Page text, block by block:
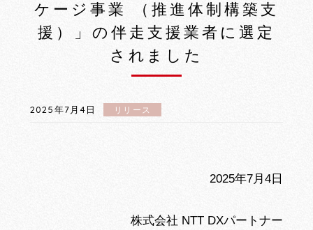
情報セキュリティ方針
ケージ事業 （推進体制構築支
援）」の伴走支援業者に選定
されました
2025年7月4日 リリース
2025年7月4日
株式会社 NTT DXパートナー